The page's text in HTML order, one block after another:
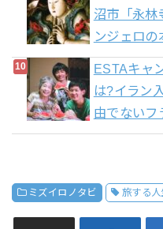
沼市「永林
ンジェロの
ESTAキャ
は?イラン
由でないフ
ミズイロノタビ 旅する